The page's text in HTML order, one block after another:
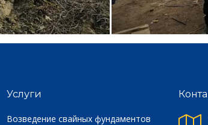
Услуги
Возведение свайных фундаментов